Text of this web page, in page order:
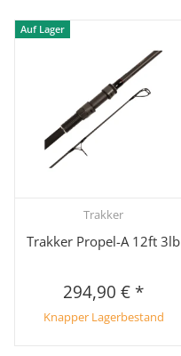
Auf Lager
Trakker
Trakker Propel-A 12ft 3lb
294,90 € *
Knapper Lagerbestand